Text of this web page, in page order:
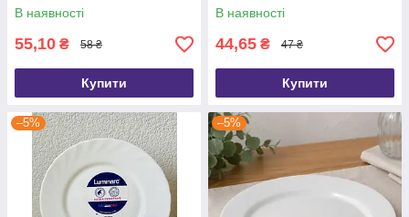
В наявності
55,10 ₴ 58 ₴
Купити
В наявності
44,65 ₴ 47 ₴
Купити
–5% –5%